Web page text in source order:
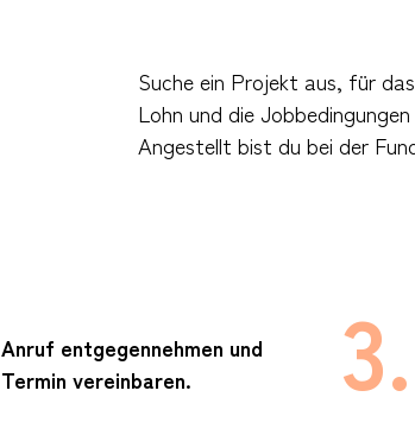
Suche ein Projekt aus, für
Lohn und die
Angestellt bist du bei der
Anruf entgegennehmen und
Termin vereinbaren.
3.